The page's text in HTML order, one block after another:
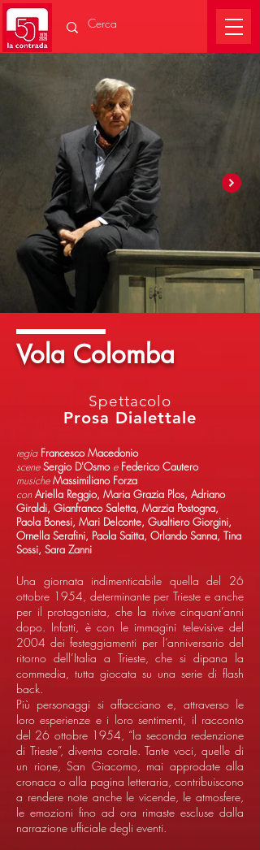
Vola Colomba
Prosa Dialettale
Spettacolo
regia Francesco Macedonio
sceneSergio D'Osmo e Federico Cautero
musicheMassimiliano Forza
conAriella Reggio, Maria Grazia Plos, Adriano
Giraldi, Gianfranco Saletta, Marzia Postogna,
Paola Bonesi, Mari Delconte, Gualtiero Giorgini,
Ornella Serafini, Paola Saitta, Orlando Sanna, Tina
Sossi, Sara Zanni
Una giornata indimenticabile quella del 26
ottobre 1954, determinante per Trieste e anche
per il protagonista, che la rivive cinquant’anni
dopo. Infatti, è con le immagini televisive del
2004 dei festeggiamenti per l’anniversario del
ritorno dell’Italia a Trieste, che si dipana la
commedia, tutta giocata su una serie di flash
back.
Più personaggi si affacciano e, attraverso le
loro esperienze e i loro sentimenti, il racconto
del 26 ottobre 1954, “la seconda redenzione
di Trieste”, diventa corale. Tante voci, quelle di
un rione, San Giacomo, mai approdate alla
cronaca o alla pagina letteraria, contribuiscono
a rendere note anche le vicende, le atmosfere,
le emozioni fino ad ora rimaste escluse dalla
narrazione ufficiale degli eventi.